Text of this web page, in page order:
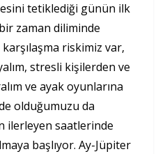
tetiklediği günün ilk
zaman diliminde
riskimiz var,
stresli kişilerden ve
ve ayak oyunlarına
olduğumuzu da
ilerleyen saatlerinde
başlıyor. Ay-Jüpiter